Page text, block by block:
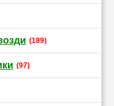
(189)
(97)